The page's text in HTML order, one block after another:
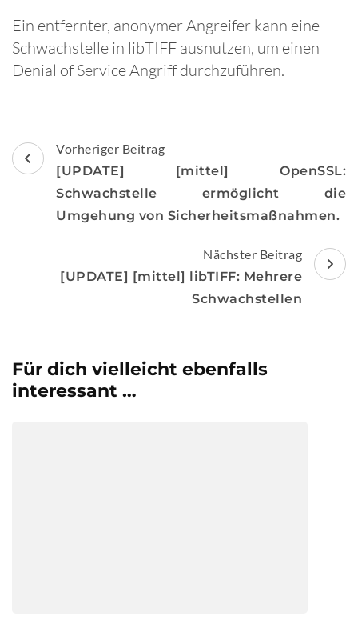
Ein entfernter, anonymer Angreifer kann eine
Schwachstelle in libTIFF ausnutzen, um einen
Denial of Service Angriff durchzuführen.
Beitragsnavigation
Vorheriger Beitrag
[UPDATE] [mittel] OpenSSL:
Schwachstelle ermöglicht die
Umgehung von Sicherheitsmaßnahmen.
Nächster Beitrag
[UPDATE] [mittel] libTIFF: Mehrere
Schwachstellen
Für dich vielleicht ebenfalls
interessant …